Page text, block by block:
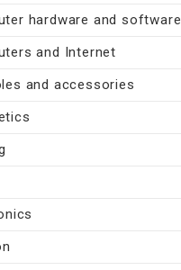
hardware and software
and Internet
and accessories